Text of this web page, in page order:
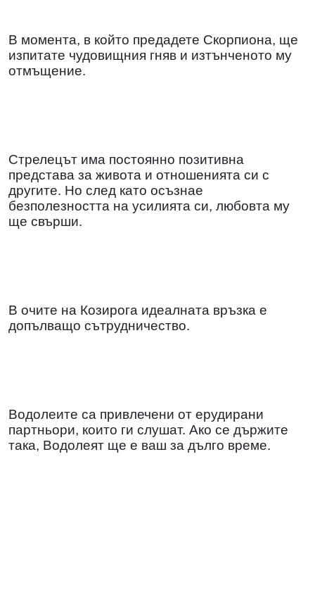
В момента, в който предадете Скорпиона, ще
изпитате чудовищния гняв и изтънченото му
отмъщение.
Стрелецът има постоянно позитивна
представа за живота и отношенията си с
другите. Но след като осъзнае
безполезността на усилията си, любовта му
ще свърши.
В очите на Козирога идеалната връзка е
допълващо сътрудничество.
Водолеите са привлечени от ерудирани
партньори, които ги слушат. Ако се държите
така, Водолеят ще е ваш за дълго време.